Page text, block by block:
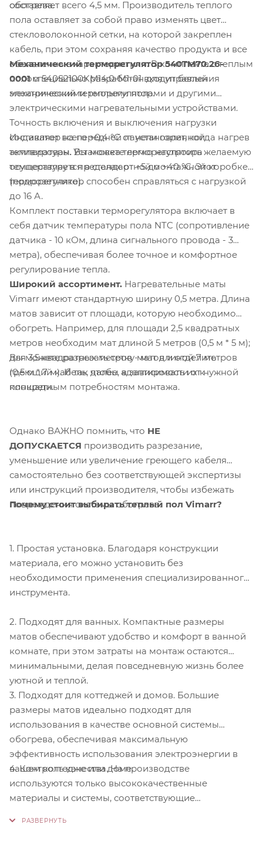
обогрева.
составляет всего 4,5 мм. Производитель теплого
пола оставляет за собой право изменять цвет
стекловолоконной сетки, на которой закреплен
кабель, при этом сохраняя качество продукта и все
объявленные характеристики. В комплекте с теплым
полом 540S2100KM14.0-M1-01 входит белый
механический терморегулятор.
Механический терморегулятор 540TM70.26-
0001специально разработан для управления
электрическими теплыми полами и другими
электрическими нагревательными устройствами.
Точность включения и выключения нагрузки
составляет всего +0,4 °C от установленной
температуры. Вы можете легко настроить желаемую
температуру в пределах от +5 до +40 °C. Этот
терморегулятор способен справляться с нагрузкой
до 16 А.
Индикатор на передней панели горит, когда нагрев
активирован. Установка терморегулятора
осуществляется в стандартной монтажной коробке
(подрозетнике).
Комплект поставки терморегулятора включает в
себя датчик температуры пола NTC (сопротивление
датчика - 10 кОм, длина сигнального провода - 3
метра), обеспечивая более точное и комфортное
регулирование тепла.
Широкий ассортимент. Нагревательные маты
Vimarr имеют стандартную ширину 0,5 метра. Длина
матов зависит от площади, которую необходимо
обогреть. Например, для площади 2,5 квадратных
метров необходим мат длиной 5 метров (0,5 м * 5 м);
для 3,5 квадратных метров - мат длиной 7 метров
(0,5 м * 7 м). И так далее, в зависимости от нужной
площади.
Вы можете разрезать сетку матов и отделить
греющий кабель, чтобы адаптировать их к
конкретным потребностям монтажа.
Однако ВАЖНО помнить, что НЕ
ДОПУСКАЕТСЯ производить разрезание,
уменьшение или увеличение греющего кабеля
самостоятельно без соответствующей экспертизы
или инструкций производителя, чтобы избежать
повреждения системы обогрева.
Почему стоит выбирать теплый пол Vimarr?
1. Простая установка. Благодаря конструкции
материала, его можно установить без
необходимости применения специализированного
инструмента.
2. Подходят для ванных. Компактные размеры
матов обеспечивают удобство и комфорт в ванной
комнате, при этом затраты на монтаж остаются
минимальными, делая повседневную жизнь более
уютной и теплой.
3. Подходят для коттеджей и домов. Большие
размеры матов идеально подходят для
использования в качестве основной системы
обогрева, обеспечивая максимальную
эффективность использования электроэнергии в
вашем коттедже или доме.
4. Контроль качества. На производстве
используются только высококачественные
материалы и системы, соответствующие